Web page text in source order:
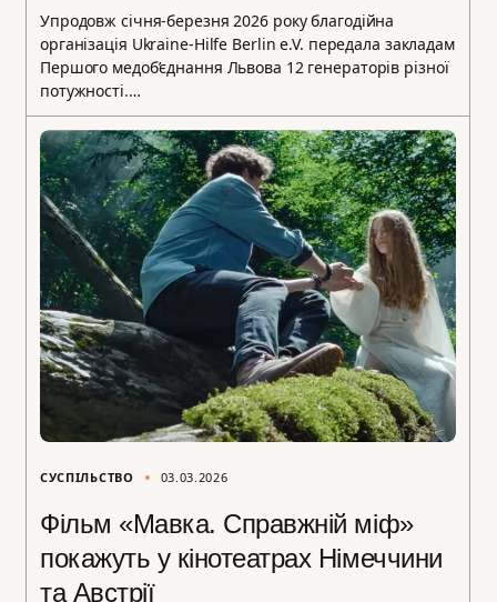
Упродовж січня-березня 2026 року благодійна
організація Ukraine-Hilfe Berlin e.V. передала закладам
Першого медоб’єднання Львова 12 генераторів різної
потужності.…
СУСПІЛЬСТВО 03.03.2026
Фільм «Мавка. Справжній міф»
покажуть у кінотеатрах Німеччини
та Австрії